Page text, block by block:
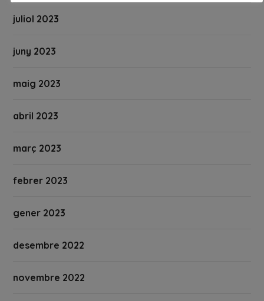
juliol 2023
juny 2023
maig 2023
abril 2023
març 2023
febrer 2023
gener 2023
desembre 2022
novembre 2022